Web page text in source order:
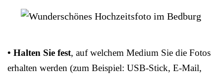
• Halten Sie fest, auf welchem Medium Sie die Fotos
erhalten werden (zum Beispiel: USB-Stick, E-Mail,